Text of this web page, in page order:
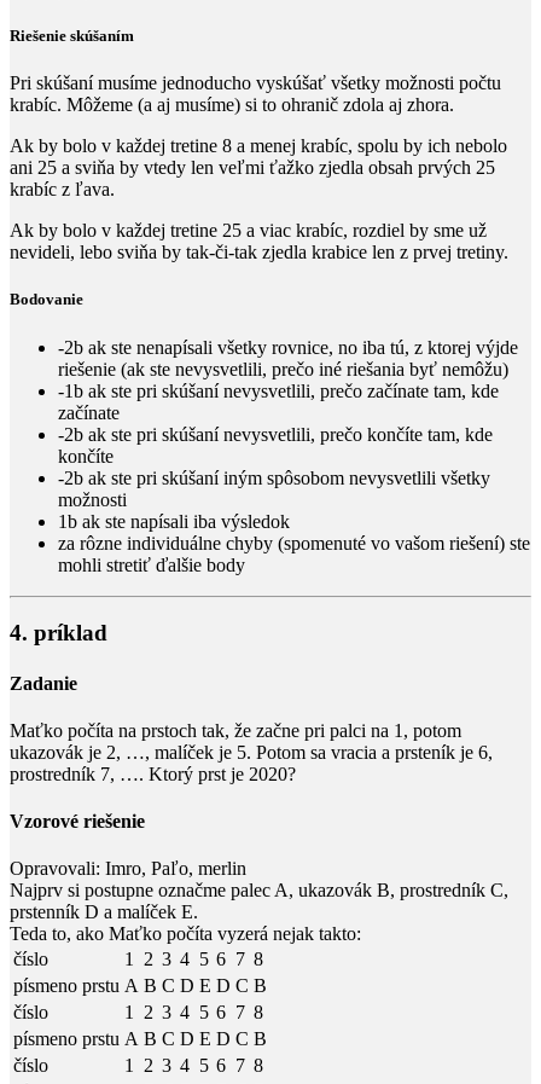
Riešenie skúšaním
Pri skúšaní musíme jednoducho vyskúšať všetky možnosti počtu
krabíc. Môžeme (a aj musíme) si to ohranič zdola aj zhora.
Ak by bolo v každej tretine 8 a menej krabíc, spolu by ich nebolo
ani 25 a sviňa by vtedy len veľmi ťažko zjedla obsah prvých 25
krabíc z ľava.
Ak by bolo v každej tretine 25 a viac krabíc, rozdiel by sme už
nevideli, lebo sviňa by tak-či-tak zjedla krabice len z prvej tretiny.
Bodovanie
-2b ak ste nenapísali všetky rovnice, no iba tú, z ktorej výjde
riešenie (ak ste nevysvetlili, prečo iné riešania byť nemôžu)
-1b ak ste pri skúšaní nevysvetlili, prečo začínate tam, kde
začínate
-2b ak ste pri skúšaní nevysvetlili, prečo končíte tam, kde
končíte
-2b ak ste pri skúšaní iným spôsobom nevysvetlili všetky
možnosti
1b ak ste napísali iba výsledok
za rôzne individuálne chyby (spomenuté vo vašom riešení) ste
mohli stretiť ďalšie body
4. príklad
Zadanie
Maťko počíta na prstoch tak, že začne pri palci na 1 , potom
ukazovák je 2, …, malíček je 5. Potom sa vracia a prsteník je 6,
prostredník 7, …. Ktorý prst je 2020?
Vzorové riešenie
Opravovali: Imro, Paľo, merlin
Najprv si postupne označme palec A, ukazovák B, prostredník C,
prstenník D a malíček E.
Teda to, ako Maťko počíta vyzerá nejak takto:
číslo
1 2 3 4 5 6 7 8
písmeno prstu A B C D E D C B
číslo
1 2 3 4 5 6 7 8
písmeno prstu A B C D E D C B
číslo
1 2 3 4 5 6 7 8